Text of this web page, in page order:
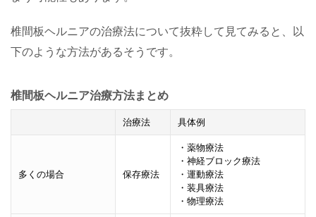
椎間板ヘルニアの治療法について抜粋して見てみると、以
下のような方法があるそうです。
椎間板ヘルニア治療方法まとめ
治療法 具体例
多くの場合 保存療法
・薬物療法
・神経ブロック療法
・運動療法
・装具療法
・物理療法